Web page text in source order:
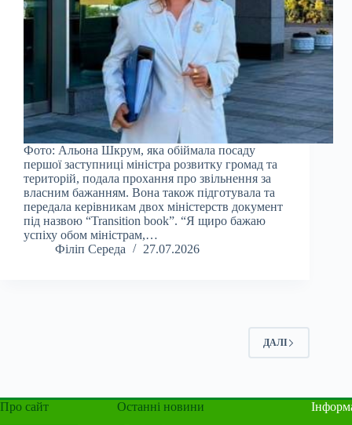
Фото: Альона Шкрум, яка обіймала посаду
першої заступниці міністра розвитку громад та
територій, подала прохання про звільнення за
власним бажанням. Вона також підготувала та
передала керівникам двох міністерств документ
під назвою “Transition book”. “Я щиро бажаю
успіху обом міністрам,…
Філіп Середа
27.07.2026
ДАЛІ
Про сайт Останні новини